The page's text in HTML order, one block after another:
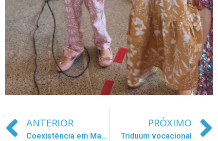
ANTERIOR
Coexistência em Madri Sánchez Guerrero
PRÓXIMO
Triduum vocacional